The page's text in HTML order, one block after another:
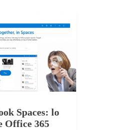
Spaces: lo
Office 365